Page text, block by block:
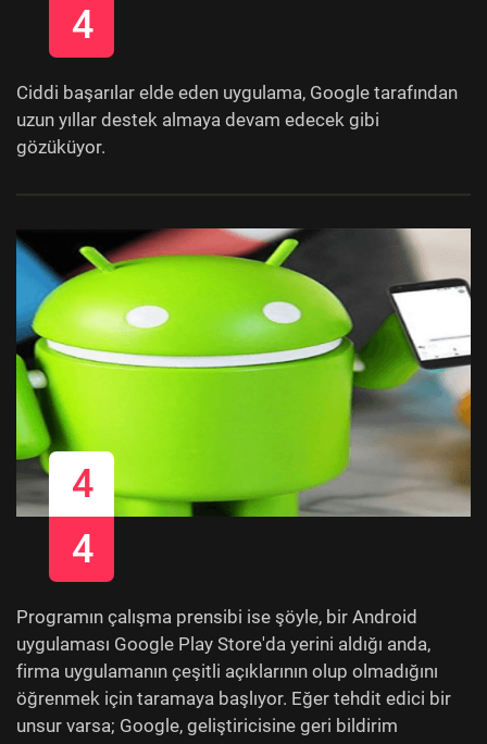
4
Ciddi başarılar elde eden uygulama, Google tarafından
uzun yıllar destek almaya devam edecek gibi
gözüküyor.
4
4
Programın çalışma prensibi ise şöyle, bir Android
uygulaması Google Play Store'da yerini aldığı anda,
firma uygulamanın çeşitli açıklarının olup olmadığını
öğrenmek için taramaya başlıyor. Eğer tehdit edici bir
unsur varsa; Google, geliştiricisine geri bildirim